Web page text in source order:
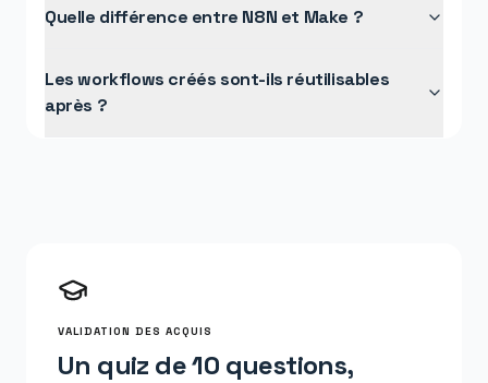
Quelle différence entre N8N et Make ?
Les workflows créés sont-ils réutilisables
après ?
VALIDATION DES ACQUIS
Un quiz de 10 questions,